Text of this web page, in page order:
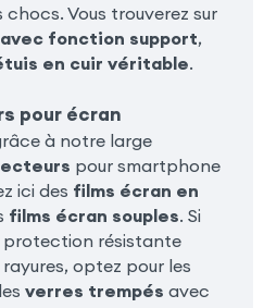
Vous trouverez sur
fonction support,
en cuir véritable.
pour écran
à notre large
pour smartphone
ici des films écran en
films écran souples. Si
protection résistante
optez pour les
verres trempés avec